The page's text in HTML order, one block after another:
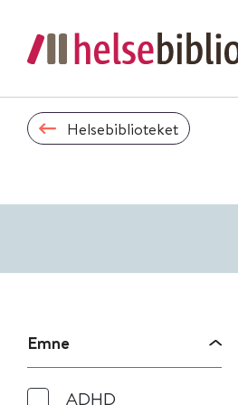
Helsebiblioteket
Emne
ADHD